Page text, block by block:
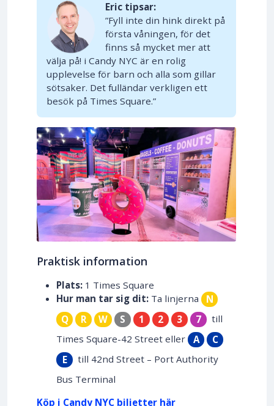
Eric tipsar:
”Fyll inte din hink direkt på
första våningen, för det
finns så mycket mer att
välja på! i Candy NYC är en rolig
upplevelse för barn och alla som gillar
sötsaker. Det fulländar verkligen ett
besök på Times Square.”
Praktisk information
Plats: 1 Times Square
Hur man tar sig dit: Ta linjerna
N
Q
R W S 1 2 3 7
till
Times Square-42 Street eller
A
C
E
till 42nd Street – Port Authority
Bus Terminal
Köp i Candy NYC biljetter här